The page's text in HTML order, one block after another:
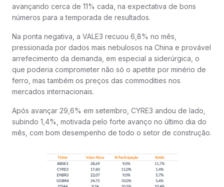
avançando cerca de 11% cada, na expectativa de bons
números para a temporada de resultados.
Na ponta negativa, a VALE3 recuou 6,8% no mês,
pressionada por dados mais nebulosos na China e provável
arrefecimento da demanda, em especial a siderúrgica, o
que poderia comprometer não só o apetite por minério de
ferro, mas também os preços das commodities nos
mercados internacionais.
Após avançar 29,6% em setembro, CYRE3 andou de lado,
subindo 1,4%, motivada pelo forte avanço no último dia do
mês, com bom desempenho de todo o setor de construção.